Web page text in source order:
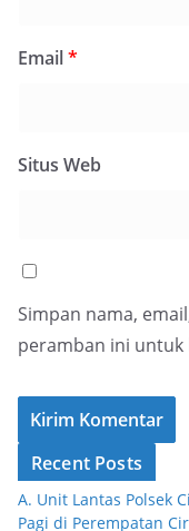
Email*
Situs Web
Simpan nama,
peramban ini
Recent Posts
A. Unit Lantas Polsek
Pagi di Perempatan